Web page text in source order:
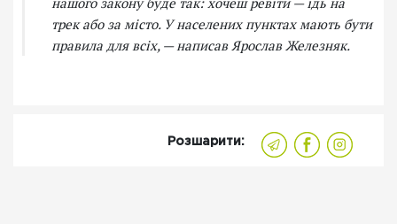
трек або за місто. У населених пунктах мають бути
правила для всіх, — написав Ярослав Железняк.
Розшарити: